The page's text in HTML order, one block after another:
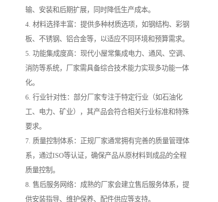
输、安装和后期扩展，同时降低生产成本。
4. 材料选择丰富：提供多种材质选项，如钢结构、彩钢
板、不锈钢、铝合金等，以适应不同环境和预算需求。
5. 功能集成度高：现代小屋常集成电力、通风、空调、
消防等系统，厂家需具备综合技术能力实现多功能一体
化。
6. 行业针对性：部分厂家专注于特定行业（如石油化
工、电力、矿业），其产品会符合相关行业标准和特殊
要求。
7. 质量控制体系：正规厂家通常拥有完善的质量管理体
系，通过ISO等认证，确保产品从原材料到成品的全程
质量控制。
8. 售后服务网络：成熟的厂家会建立售后服务体系，提
供安装指导、维护保养、配件供应等支持。